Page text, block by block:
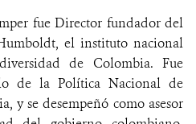
fue Director fundador del
el instituto nacional
de Colombia. Fue
de la Política Nacional de
y se desempeñó como asesor